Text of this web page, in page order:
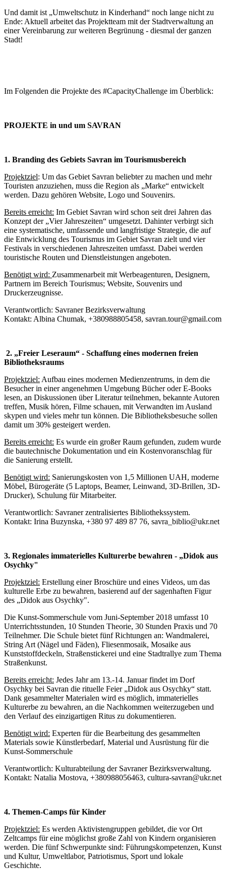
Und damit ist „Umweltschutz in Kinderhand“ noch lange nicht zu
Ende: Aktuell arbeitet das Projektteam mit der Stadtverwaltung an
einer Vereinbarung zur weiteren Begrünung - diesmal der ganzen
Stadt!
Im Folgenden die Projekte des #CapacityChallenge im Überblick:
PROJEKTE in und um SAVRAN
1. Branding des Gebiets Savran im Tourismusbereich
Projektziel: Um das Gebiet Savran beliebter zu machen und mehr
Touristen anzuziehen, muss die Region als „Marke“ entwickelt
werden. Dazu gehören Website, Logo und Souvenirs.
Bereits erreicht: Im Gebiet Savran wird schon seit drei Jahren das
Konzept der „Vier Jahreszeiten“ umgesetzt. Dahinter verbirgt sich
eine systematische, umfassende und langfristige Strategie, die auf
die Entwicklung des Tourismus im Gebiet Savran zielt und vier
Festivals in verschiedenen Jahreszeiten umfasst. Dabei werden
touristische Routen und Dienstleistungen angeboten.
Benötigt wird: Zusammenarbeit mit Werbeagenturen, Designern,
Partnern im Bereich Tourismus; Website, Souvenirs und
Druckerzeugnisse.
Verantwortlich: Savraner Bezirksverwaltung
Kontakt: Albina Chumak, +380988805458, savran.tour@gmail.com
2. „Freier Leseraum“ - Schaffung eines modernen freien
Bibliotheksraums
Projektziel: Aufbau eines modernen Medienzentrums, in dem die
Besucher in einer angenehmen Umgebung Bücher oder E-Books
lesen, an Diskussionen über Literatur teilnehmen, bekannte Autoren
treffen, Musik hören, Filme schauen, mit Verwandten im Ausland
skypen und vieles mehr tun können. Die Bibliotheksbesuche sollen
damit um 30% gesteigert werden.
Bereits erreicht: Es wurde ein großer Raum gefunden, zudem wurde
die bautechnische Dokumentation und ein Kostenvoranschlag für
die Sanierung erstellt.
Benötigt wird: Sanierungskosten von 1,5 Millionen UAH, moderne
Möbel, Bürogeräte (5 Laptops, Beamer, Leinwand, 3D-Brillen, 3D-
Drucker), Schulung für Mitarbeiter.
Verantwortlich: Savraner zentralisiertes Bibliothekssystem.
Kontakt: Irina Buzynska, +380 97 489 87 76, savra_biblio@ukr.net
3. Regionales immaterielles Kulturerbe bewahren - „Didok aus
Osychky"
Projektziel: Erstellung einer Broschüre und eines Videos, um das
kulturelle Erbe zu bewahren, basierend auf der sagenhaften Figur
des „Didok aus Osychky".
Die Kunst-Sommerschule vom Juni-September 2018 umfasst 10
Unterrichtsstunden, 10 Stunden Theorie, 30 Stunden Praxis und 70
Teilnehmer. Die Schule bietet fünf Richtungen an: Wandmalerei,
String Art (Nägel und Fäden), Fliesenmosaik, Mosaike aus
Kunststoffdeckeln, Straßenstickerei und eine Stadtrallye zum Thema
Straßenkunst.
Bereits erreicht: Jedes Jahr am 13.-14. Januar findet im Dorf
Osychky bei Savran die rituelle Feier „Didok aus Osychky“ statt.
Dank gesammelter Materialen wird es möglich, immaterielles
Kulturerbe zu bewahren, an die Nachkommen weiterzugeben und
den Verlauf des einzigartigen Ritus zu dokumentieren.
Benötigt wird: Experten für die Bearbeitung des gesammelten
Materials sowie Künstlerbedarf, Material und Ausrüstung für die
Kunst-Sommerschule
Verantwortlich: Kulturabteilung der Savraner Bezirksverwaltung.
Kontakt: Natalia Mostova, +380988056463, ​​cultura-savran@ukr.net
4. Themen-Camps für Kinder
Projektziel: Es werden Aktivistengruppen gebildet, die vor Ort
Zeltcamps für eine möglichst große Zahl von Kindern organisieren
werden. Die fünf Schwerpunkte sind: Führungskompetenzen, Kunst
und Kultur, Umweltlabor, Patriotismus, Sport und lokale
Geschichte.